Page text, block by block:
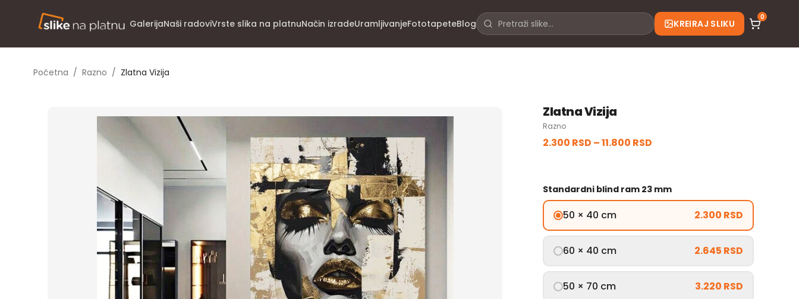
GalerijaNaši radoviVrste slika na platnuNačin izradeUramljivanjeFototapeteBlog KREIRAJ SLIKU
0
Početna / Razno / Zlatna Vizija
Zlatna Vizija
Razno
2.300 RSD –11.800 RSD
Standardni blind ram 23 mm
50 × 40 cm 2.300 RSD
60 × 40 cm 2.645 RSD
50 × 70 cm 3.220 RSD